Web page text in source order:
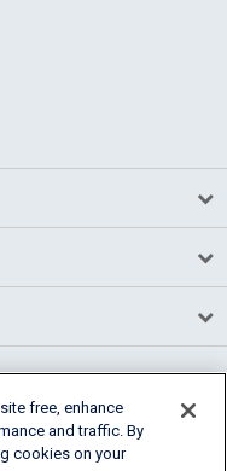
free, enhance
and traffic. By
cookies on your